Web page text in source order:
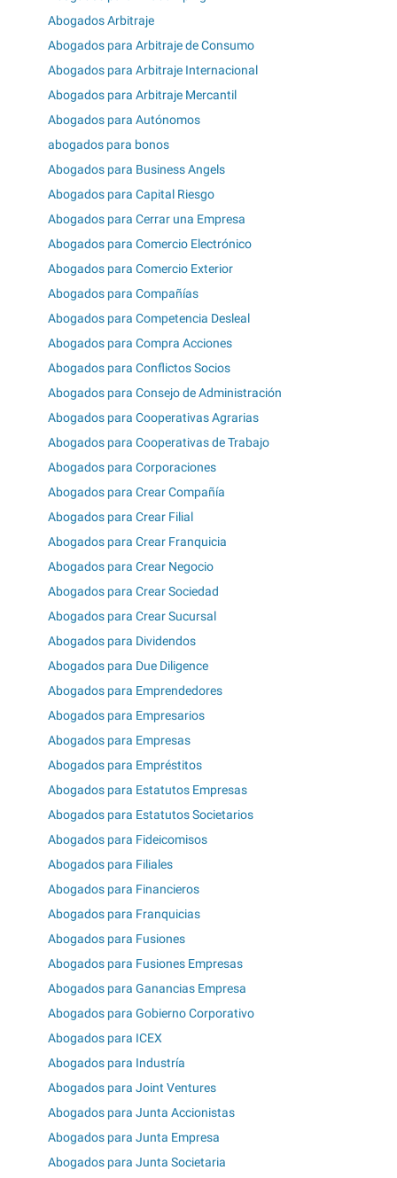
Abogados Arbitraje
Abogados para Arbitraje de Consumo
Abogados para Arbitraje Internacional
Abogados para Arbitraje Mercantil
Abogados para Autónomos
abogados para bonos
Abogados para Business Angels
Abogados para Capital Riesgo
Abogados para Cerrar una Empresa
Abogados para Comercio Electrónico
Abogados para Comercio Exterior
Abogados para Compañías
Abogados para Competencia Desleal
Abogados para Compra Acciones
Abogados para Conflictos Socios
Abogados para Consejo de Administración
Abogados para Cooperativas Agrarias
Abogados para Cooperativas de Trabajo
Abogados para Corporaciones
Abogados para Crear Compañía
Abogados para Crear Filial
Abogados para Crear Franquicia
Abogados para Crear Negocio
Abogados para Crear Sociedad
Abogados para Crear Sucursal
Abogados para Dividendos
Abogados para Due Diligence
Abogados para Emprendedores
Abogados para Empresarios
Abogados para Empresas
Abogados para Empréstitos
Abogados para Estatutos Empresas
Abogados para Estatutos Societarios
Abogados para Fideicomisos
Abogados para Filiales
Abogados para Financieros
Abogados para Franquicias
Abogados para Fusiones
Abogados para Fusiones Empresas
Abogados para Ganancias Empresa
Abogados para Gobierno Corporativo
Abogados para ICEX
Abogados para Industría
Abogados para Joint Ventures
Abogados para Junta Accionistas
Abogados para Junta Empresa
Abogados para Junta Societaria